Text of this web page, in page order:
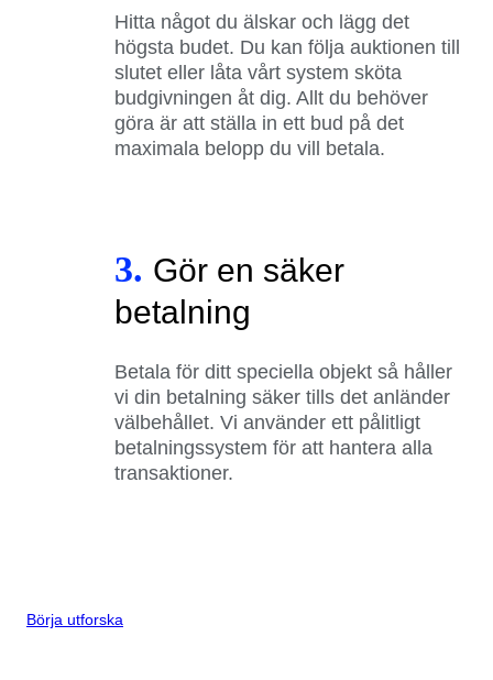
Hitta något du älskar och lägg det
högsta budet. Du kan följa auktionen till
slutet eller låta vårt system sköta
budgivningen åt dig. Allt du behöver
göra är att ställa in ett bud på det
maximala belopp du vill betala.
3. Gör en säker
betalning
Betala för ditt speciella objekt så håller
vi din betalning säker tills det anländer
välbehållet. Vi använder ett pålitligt
betalningssystem för att hantera alla
transaktioner.
Börja utforska